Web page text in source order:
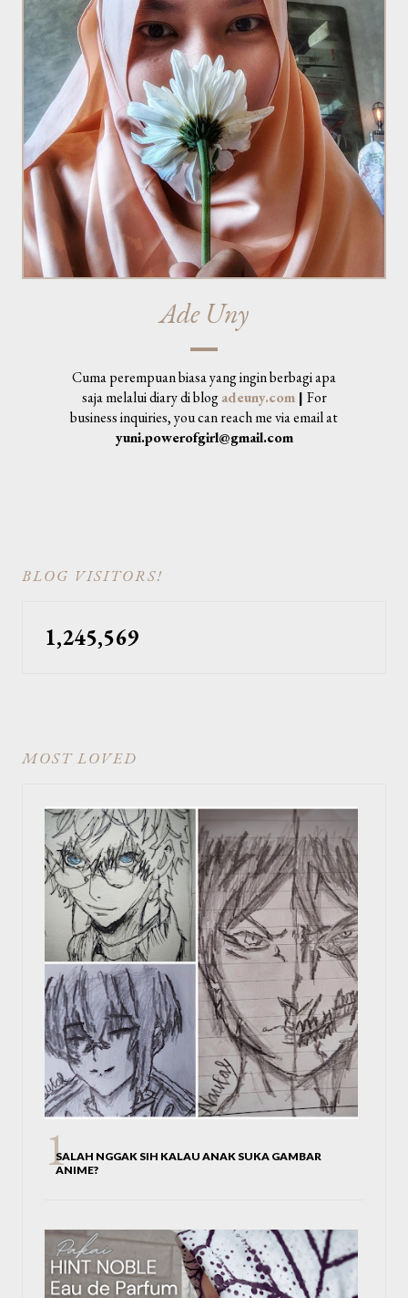
Ade Uny
Cuma perempuan biasa yang ingin berbagi apa
saja melalui diary di blogadeuny.com| For
business inquiries, you can reach me via email at
yuni.powerofgirl@gmail.com
BLOG VISITORS!
1,245,569
MOST LOVED
SALAH NGGAK SIH KALAU ANAK SUKA GAMBAR
ANIME?